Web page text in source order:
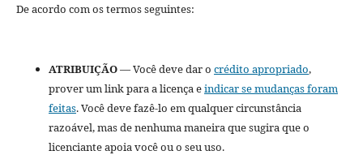
De acordo com os termos seguintes:
ATRIBUIÇÃO— Você deve dar o crédito apropriado,
prover um link para a licença eindicar se mudanças foram
feitas. Você deve fazê-lo em qualquer circunstância
razoável, mas de nenhuma maneira que sugira que o
licenciante apoia você ou o seu uso.